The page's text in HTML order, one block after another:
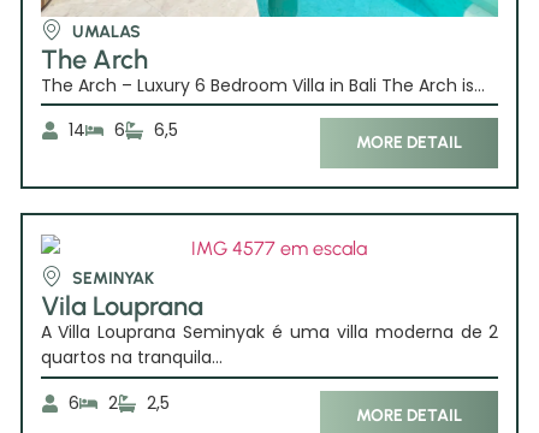
UMALAS
The Arch
The Arch – Luxury 6 Bedroom Villa in Bali The Arch is...
14
6 6,5
MORE DETAIL
SEMINYAK
Vila Louprana
A Villa Louprana Seminyak é uma villa moderna de 2
quartos na tranquila...
6
2 2,5
MORE DETAIL